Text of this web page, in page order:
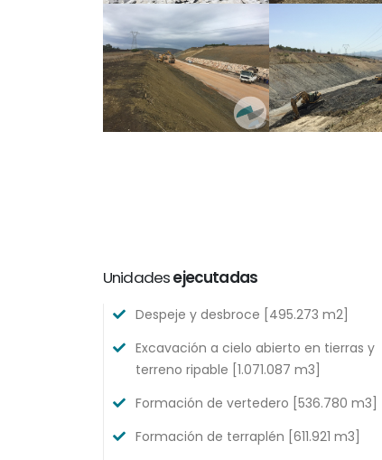
Unidadesejecutadas
Despeje y desbroce [495.273 m2]
Excavación a cielo abierto en tierras y
terreno ripable [1.071.087 m3]
Formación de vertedero [536.780 m3]
Formación de terraplén [611.921 m3]